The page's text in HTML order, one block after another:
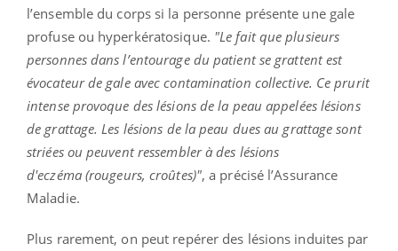
l’ensemble du corps si la personne présente une gale
profuse ou hyperkératosique. "Le fait que plusieurs
personnes dans l’entourage du patient se grattent est
évocateur de gale avec contamination collective. Ce prurit
intense provoque des lésions de la peau appelées lésions
de grattage. Les lésions de la peau dues au grattage sont
striées ou peuvent ressembler à des lésions
d'eczéma (rougeurs, croûtes)", a précisé l’Assurance
Maladie.
Plus rarement, on peut repérer des lésions induites par